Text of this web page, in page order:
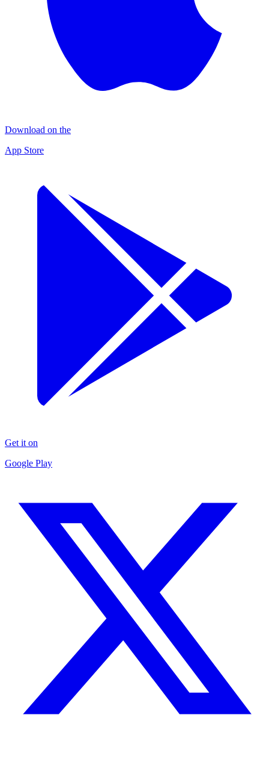
Download on the
App Store
Get it on
Google Play